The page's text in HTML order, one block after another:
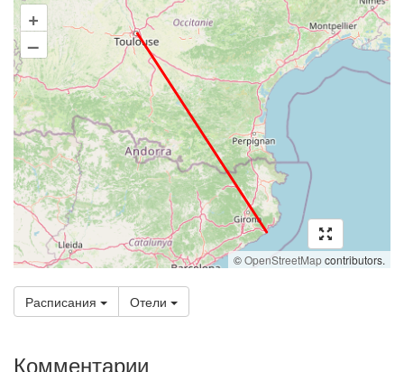
+
–
©OpenStreetMapcontributors.
Расписания Отели
Комментарии